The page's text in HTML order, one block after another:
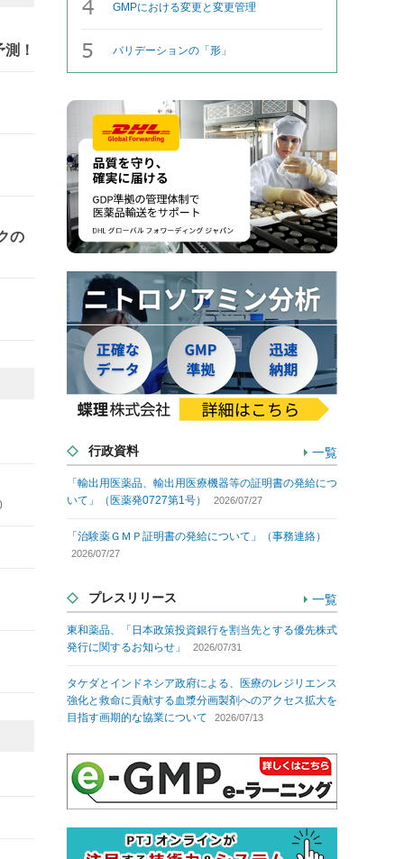
！
の
GMPにおける変更と変更管理
バリデーションの「形」
行政資料 一覧
「輸出用医薬品、輸出用医療機器等の証明書の発給につ
いて」（医薬発0727第1号）
2026/07/27
「治験薬ＧＭＰ証明書の発給について」（事務連絡）
2026/07/27
プレスリリース 一覧
東和薬品、「日本政策投資銀行を割当先とする優先株式
発行に関するお知らせ」
2026/07/31
タケダとインドネシア政府による、医療のレジリエンス
強化と救命に貢献する血漿分画製剤へのアクセス拡大を
目指す画期的な協業について
2026/07/13